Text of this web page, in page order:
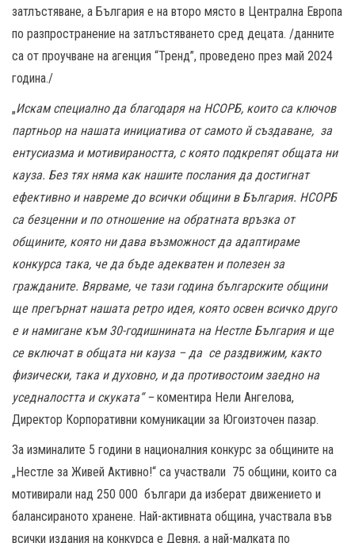
затлъстяване, а България е на второ място в Централна Европа
по разпространение на затлъстяването сред децата. /данните
са от проучване на агенция “Тренд”, проведено през май 2024
година./
„Искам специално да благодаря на НСОРБ, които са ключов
партньор на нашата инициатива от самото й създаване, за
ентусиазма и мотивираността, с която подкрепят общата ни
кауза. Без тях няма как нашите послания да достигнат
ефективно и навреме до всички общини в България. НСОРБ
са безценни и по отношение на обратната връзка от
общините, която ни дава възможност да адаптираме
конкурса така, че да бъде адекватен и полезен за
гражданите. Вярваме, че тази година българските общини
ще прегърнат нашата ретро идея, която освен всичко друго
е и намигане към 30-годишнината на Нестле България и ще
се включат в общата ни кауза – да се раздвижим, както
физически, така и духовно, и да противостоим заедно на
уседналостта и скуката“ –коментира Нели Ангелова,
Директор Корпоративни комуникации за Югоизточен пазар.
За изминалите 5 години в националния конкурс за общините на
„Нестле за Живей Активно!“ са участвали 75 общини, които са
мотивирали над 250 000 българи да изберат движението и
балансираното хранене. Най-активната община, участвала във
всички издания на конкурса е Девня, а най-малката по